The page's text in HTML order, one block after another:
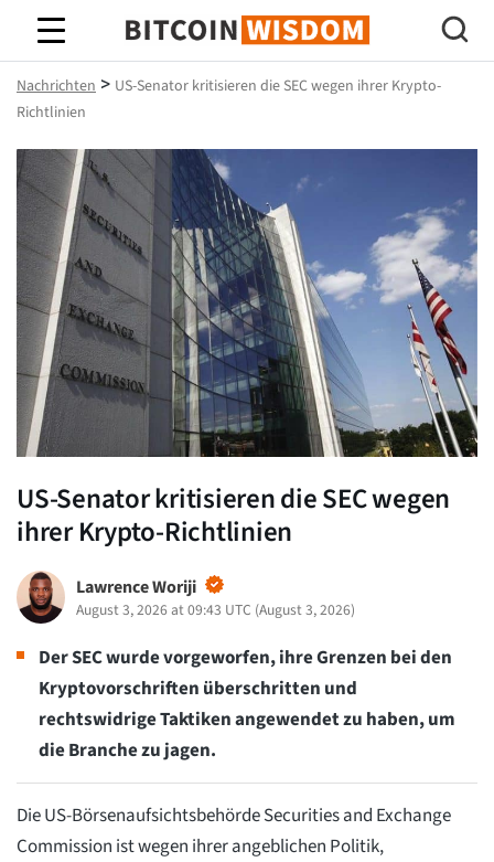
Bitcoin-Weisheit
Nachrichten > US-Senator kritisieren die SEC wegen ihrer Krypto-
Richtlinien
US-Senator kritisieren die SEC wegen
ihrer Krypto-Richtlinien
Lawrence Woriji
August 3, 2026 at 09:43 UTC (August 3, 2026)
Der SEC wurde vorgeworfen, ihre Grenzen bei den
Kryptovorschriften überschritten und
rechtswidrige Taktiken angewendet zu haben, um
die Branche zu jagen.
Die US-Börsenaufsichtsbehörde Securities and Exchange
Commission ist wegen ihrer angeblichen Politik,